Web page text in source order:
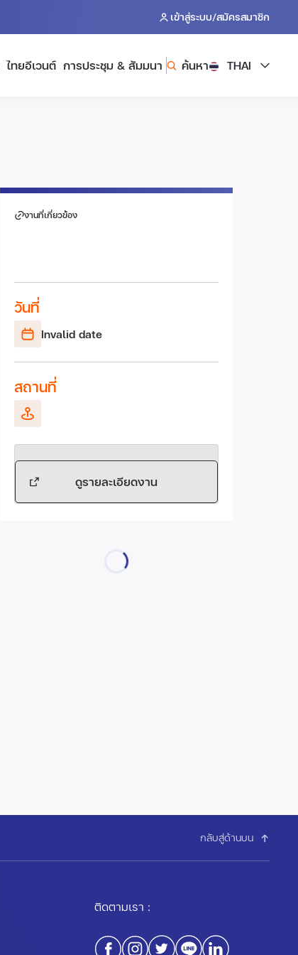
เข้าสู่ระบบ/สมัครสมาชิก
ไทยอีเวนต์ การประชุม & สัมมนา ค้นหา THAI
งานที่เกี่ยวข้อง
วันที่
Invalid date
สถานที่
ดูรายละเอียดงาน
กลับสู่ด้านบน
ติดตามเรา :